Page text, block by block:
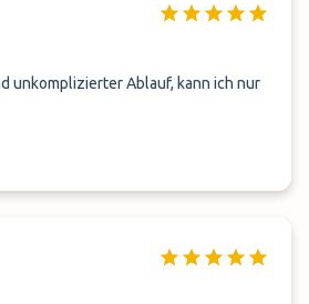
unkomplizierter Ablauf, kann ich nur